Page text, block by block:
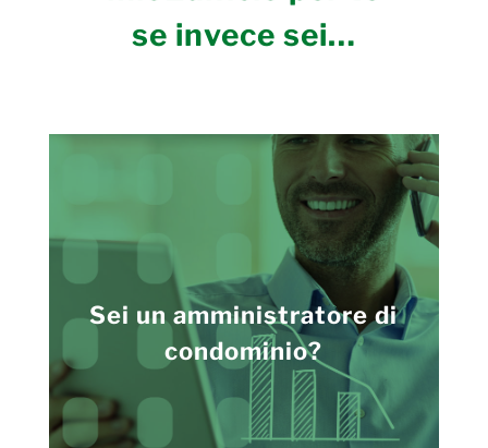
se invece sei…
Sei un amministratore di
condominio?